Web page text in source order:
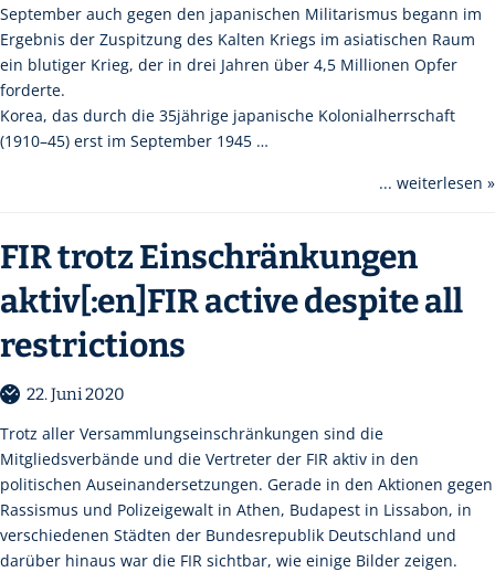
September auch gegen den japanischen Militarismus begann im
Ergebnis der Zuspitzung des Kalten Kriegs im asiatischen Raum
ein blutiger Krieg, der in drei Jahren über 4,5 Millionen Opfer
forderte.
Korea, das durch die 35jährige japanische Kolonialherrschaft
(1910–45) erst im September 1945 …
... weiterlesen »
FIR trotz Einschränkungen
aktiv[:en]FIR active despite all
restrictions
22. Juni 2020
Trotz aller Versammlungseinschränkungen sind die
Mitgliedsverbände und die Vertreter der FIR aktiv in den
politischen Auseinandersetzungen. Gerade in den Aktionen gegen
Rassismus und Polizeigewalt in Athen, Budapest in Lissabon, in
verschiedenen Städten der Bundesrepublik Deutschland und
darüber hinaus war die FIR sichtbar, wie einige Bilder zeigen.